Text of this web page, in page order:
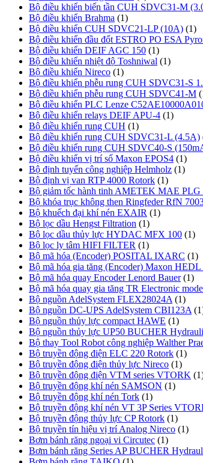
Bộ điều khiển biến tần CUH SDVC31-M
Bộ điều khiển Brahma (1)
Bộ điều khiển CUH SDVC21-LP (10A) (1)
Bộ điều khiển đầu đốt ESTRO PO ESA
Bộ điều khiển DEIF AGC 150 (1)
Bộ điều khiển nhiệt độ Toshniwal (1)
Bộ điều khiển Nireco (1)
Bộ điều khiển phễu rung CUH SDVC31-S
Bộ điều khiển phễu rung CUH SDVC41-M
Bộ điều khiển PLC Lenze
Bộ điều khiển relays DEIF APU-4 (1)
Bộ điều khiển rung CUH (1)
Bộ điều khiển rung CUH SDVC31-L (4.5A)
Bộ điều khiển rung CUH SDVC40-S
Bộ điều khiển vị trí số Maxon EPOS4 (1)
Bộ định tuyến công nghiệp Helmholz (1)
Bộ định vị van RTP 4000 Rotork (1)
Bộ giảm tốc hành tinh AMETEK MAE PLG
Bộ khóa trục không then Ringfeder RfN
Bộ khuếch đại khí nén EXAIR (1)
Bộ lọc dầu Hengst Filtration (1)
Bộ lọc dầu thủy lực HYDAC MFX 100 (1)
Bộ lọc ly tâm HIFI FILTER (1)
Bộ mã hóa (Encoder) POSITAL IXARC (1)
Bộ mã hóa gia tăng (Encoder) Maxon HEDL
Bộ mã hóa quay Encoder Lenord Bauer (1)
Bộ mã hóa quay gia tăng TR Electronic
Bộ nguồn AdelSystem FLEX28024A (1)
Bộ nguồn DC-UPS AdelSystem CBI123A
Bộ nguồn thủy lực compact HAWE (1)
Bộ nguồn thủy lực UP50 BUCHER
Bộ thay Tool Robot công nghiệp Walther
Bộ truyền động điện ELC 220 Rotork (1)
Bộ truyền động điện thủy lực Nireco (1)
Bộ truyền động điện VTM series VTORK
Bộ truyền động khí nén SAMSON (1)
Bộ truyền động khí nén Tork (1)
Bộ truyền động khí nén VT 3P Series
Bộ truyền động thủy lực CP Rotork (1)
Bộ truyền tín hiệu vị trí Analog Nireco (1)
Bơm bánh răng ngoại vi Circutec (1)
Bơm bánh răng Series AP BUCHER